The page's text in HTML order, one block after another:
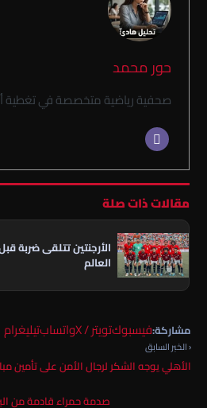
حور محمد
صحفية رياضية متخصصة في تغطية
مقالات ذات صلة
الأرجنتين تتلقى
العالم
مشاركة:فيسبوكتويتر / X واتسابتيليغرام
‹ الخبر السابق
الأهلي يوجه الشكر لرجال الأمن على تأمين
صدمة حمراء قادمة من